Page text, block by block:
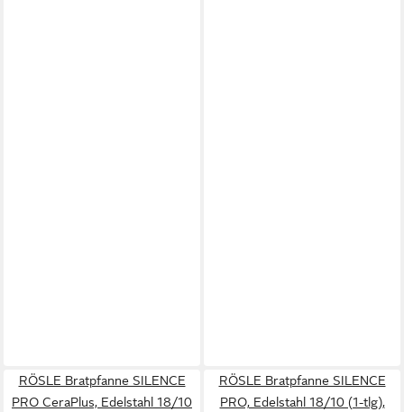
RÖSLE Bratpfanne SILENCE
PRO CeraPlus, Edelstahl 18/10
RÖSLE Bratpfanne SILENCE
PRO, Edelstahl 18/10 (1-tlg),